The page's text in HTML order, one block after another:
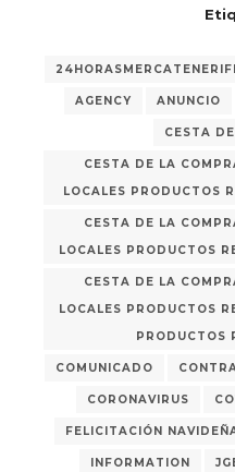
AGENCY ANUNCIO
CESTA
CESTA DE LA
LOCALES PRODUCTOS
CESTA DE LA
LOCALES PRODUCTOS
CESTA DE LA
LOCALES PRODUCTOS
PRODUCTOS
COMUNICADO
CORONAVIRUS
FELICITACIÓN
INFORMATION